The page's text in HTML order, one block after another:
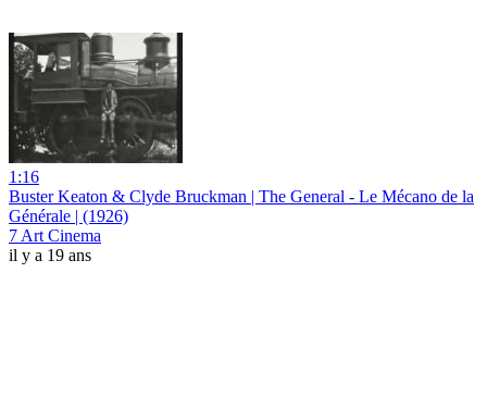
1:16
Buster Keaton & Clyde Bruckman | The General - Le Mécano de la
Générale | (1926)
7 Art Cinema
il y a 19 ans